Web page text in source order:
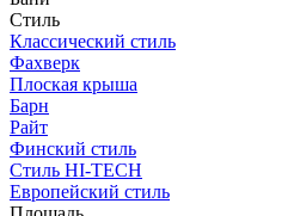
Стиль
Классический стиль
Фахверк
Плоская крыша
Барн
Райт
Финский стиль
Стиль HI-TECH
Европейский стиль